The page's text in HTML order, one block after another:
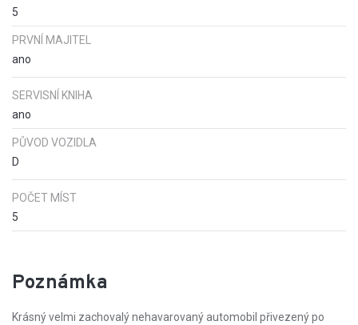
5
PRVNÍ MAJITEL
ano
SERVISNÍ KNIHA
ano
PŮVOD VOZIDLA
D
POČET MÍST
5
Poznámka
Krásný velmi zachovalý nehavarovaný automobil přivezený po